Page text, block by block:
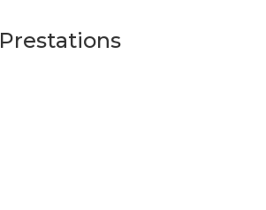
Prestations